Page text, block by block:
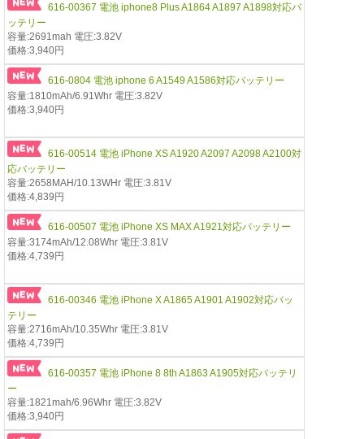
616-00367 電池 iphone8 Plus A1864 A1897 A1898対応バ
ッテリー
容量:2691mah 電圧:3.82V
価格:3,940円
616-0804 電池 iphone 6 A1549 A1586対応バッテリー
容量:1810mAh/6.91Whr 電圧:3.82V
価格:3,940円
616-00514 電池 iPhone XS A1920 A2097 A2098 A2100対
応バッテリー
容量:2658MAH/10.13WHr 電圧:3.81V
価格:4,839円
616-00507 電池 iPhone XS MAX A1921対応バッテリー
容量:3174mAh/12.08Whr 電圧:3.81V
価格:4,739円
616-00346 電池 iPhone X A1865 A1901 A1902対応バッ
テリー
容量:2716mAh/10.35Whr 電圧:3.81V
価格:4,739円
616-00357 電池 iPhone 8 8th A1863 A1905対応バッテリ
ー
容量:1821mah/6.96Whr 電圧:3.82V
価格:3,940円